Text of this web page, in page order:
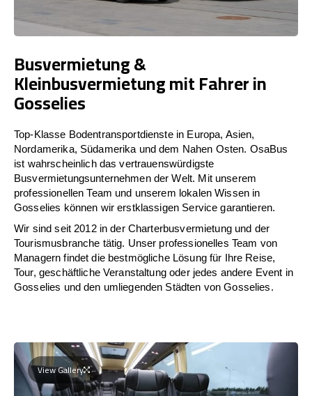
Busvermietung &
Kleinbusvermietung mit Fahrer in
Gosselies
Top-Klasse Bodentransportdienste in Europa, Asien,
Nordamerika, Südamerika und dem Nahen Osten. OsaBus
ist wahrscheinlich das vertrauenswürdigste
Busvermietungsunternehmen der Welt. Mit unserem
professionellen Team und unserem lokalen Wissen in
Gosselies können wir erstklassigen Service garantieren.
Wir sind seit 2012 in der Charterbusvermietung und der
Tourismusbranche tätig. Unser professionelles Team von
Managern findet die bestmögliche Lösung für Ihre Reise,
Tour, geschäftliche Veranstaltung oder jedes andere Event in
Gosselies und den umliegenden Städten von Gosselies.
View Gallery